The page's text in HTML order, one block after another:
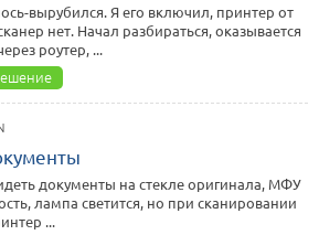
вырубился. Я его включил, принтер от
нет. Начал разбираться, оказывается
роутер, ...
документы на стекле оригинала, МФУ
лампа светится, но при сканировании
...